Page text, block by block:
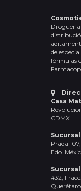
de
fórmulas
Casa
CDMX
Prada
Edo.
#32,